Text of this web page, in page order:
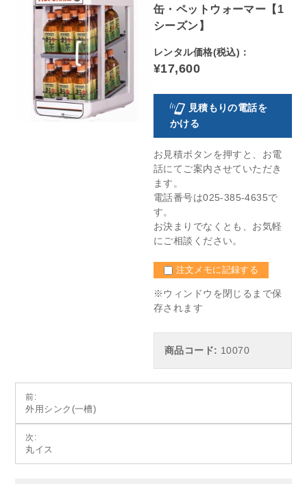
缶・ペットウォーマー【1
シーズン】
レンタル価格(税込)：
¥17,600
見積もりの電話を
かける
お見積ボタンを押すと、お電
話にてご案内させていただき
ます。
電話番号は025-385-4635で
す。
お決まりでなくとも、お気軽
にご相談ください。
注文メモに記録する
※ウィンドウを閉じるまで保
存されます
商品コード: 10070
投
稿
ナ
ビ
前:
外用シンク(一槽)
次:
丸イス